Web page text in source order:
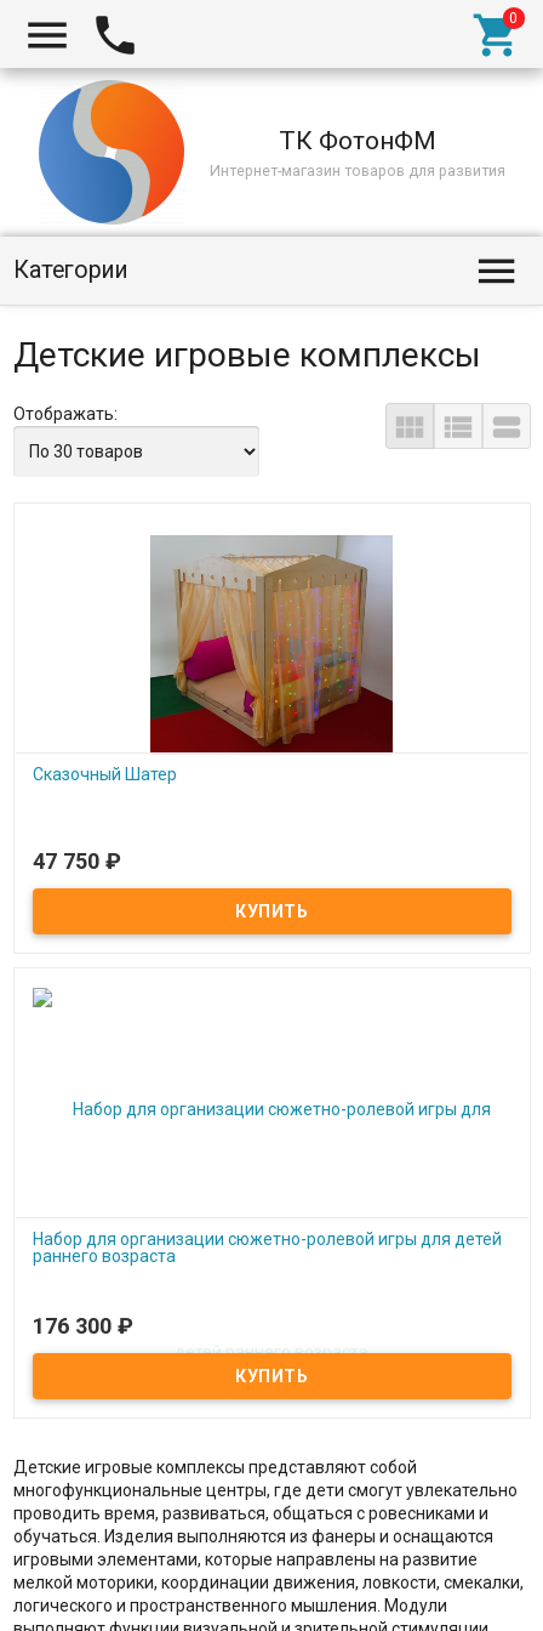
  
ТК ФотонФМ
Интернет-магазин товаров для развития
Категории 
Детские игровые комплексы
Отображать:   
Сказочный Шатер
Под заказ
Сказочный Шатер
47 750 ₽
Набор для организации сюжетно-ролевой игры для детей
раннего возраста
Под заказ
Набор для организации сюжетно-ролевой игры для детей
176 300 ₽
Детские игровые комплексы представляют собой
многофункциональные центры, где дети смогут увлекательно
проводить время, развиваться, общаться с ровесниками и
обучаться. Изделия выполняются из фанеры и оснащаются
игровыми элементами, которые направлены на развитие
мелкой моторики, координации движения, ловкости, смекалки,
логического и пространственного мышления. Модули